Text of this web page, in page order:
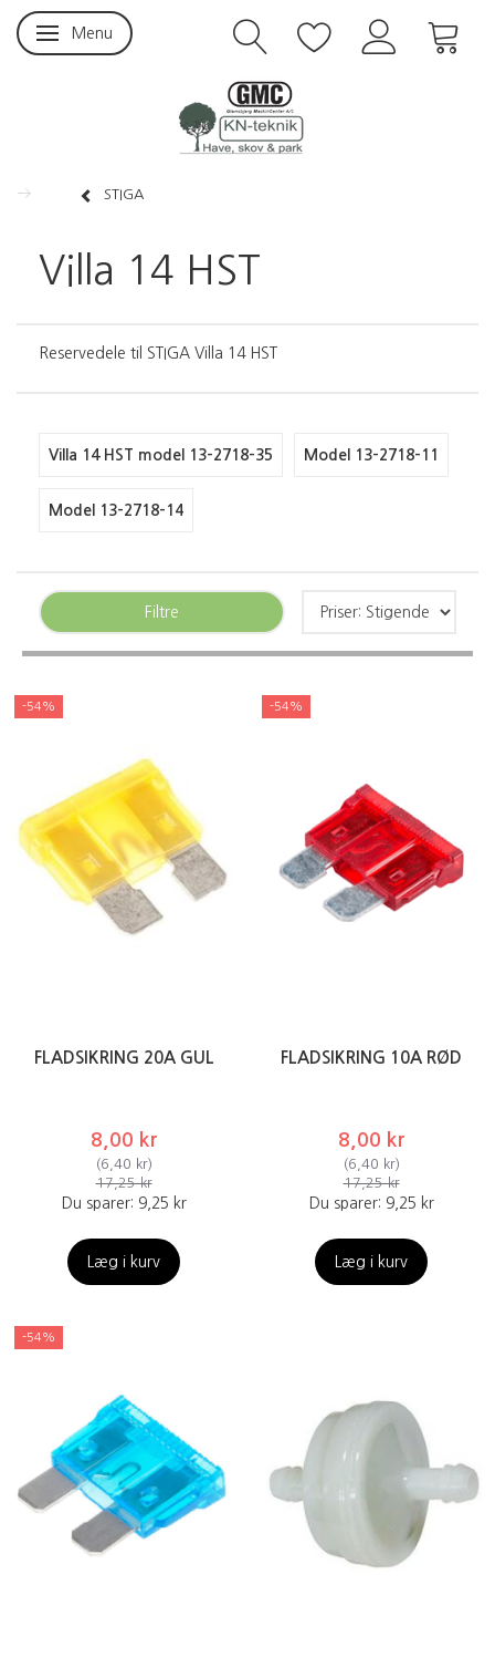
Skifte navigation
Menu
STIGA
Villa 14 HST
Reservedele til STIGA Villa 14 HST
Villa 14 HST model 13-2718-35 Model 13-2718-11
Model 13-2718-14
Filtre
-54%
FLADSIKRING 20A GUL
8,00 kr
(6,40 kr)
17,25 kr
Du sparer: 9,25 kr
Læg i kurv
-54%
FLADSIKRING 10A RØD
8,00 kr
(6,40 kr)
17,25 kr
Du sparer: 9,25 kr
Læg i kurv
-54%